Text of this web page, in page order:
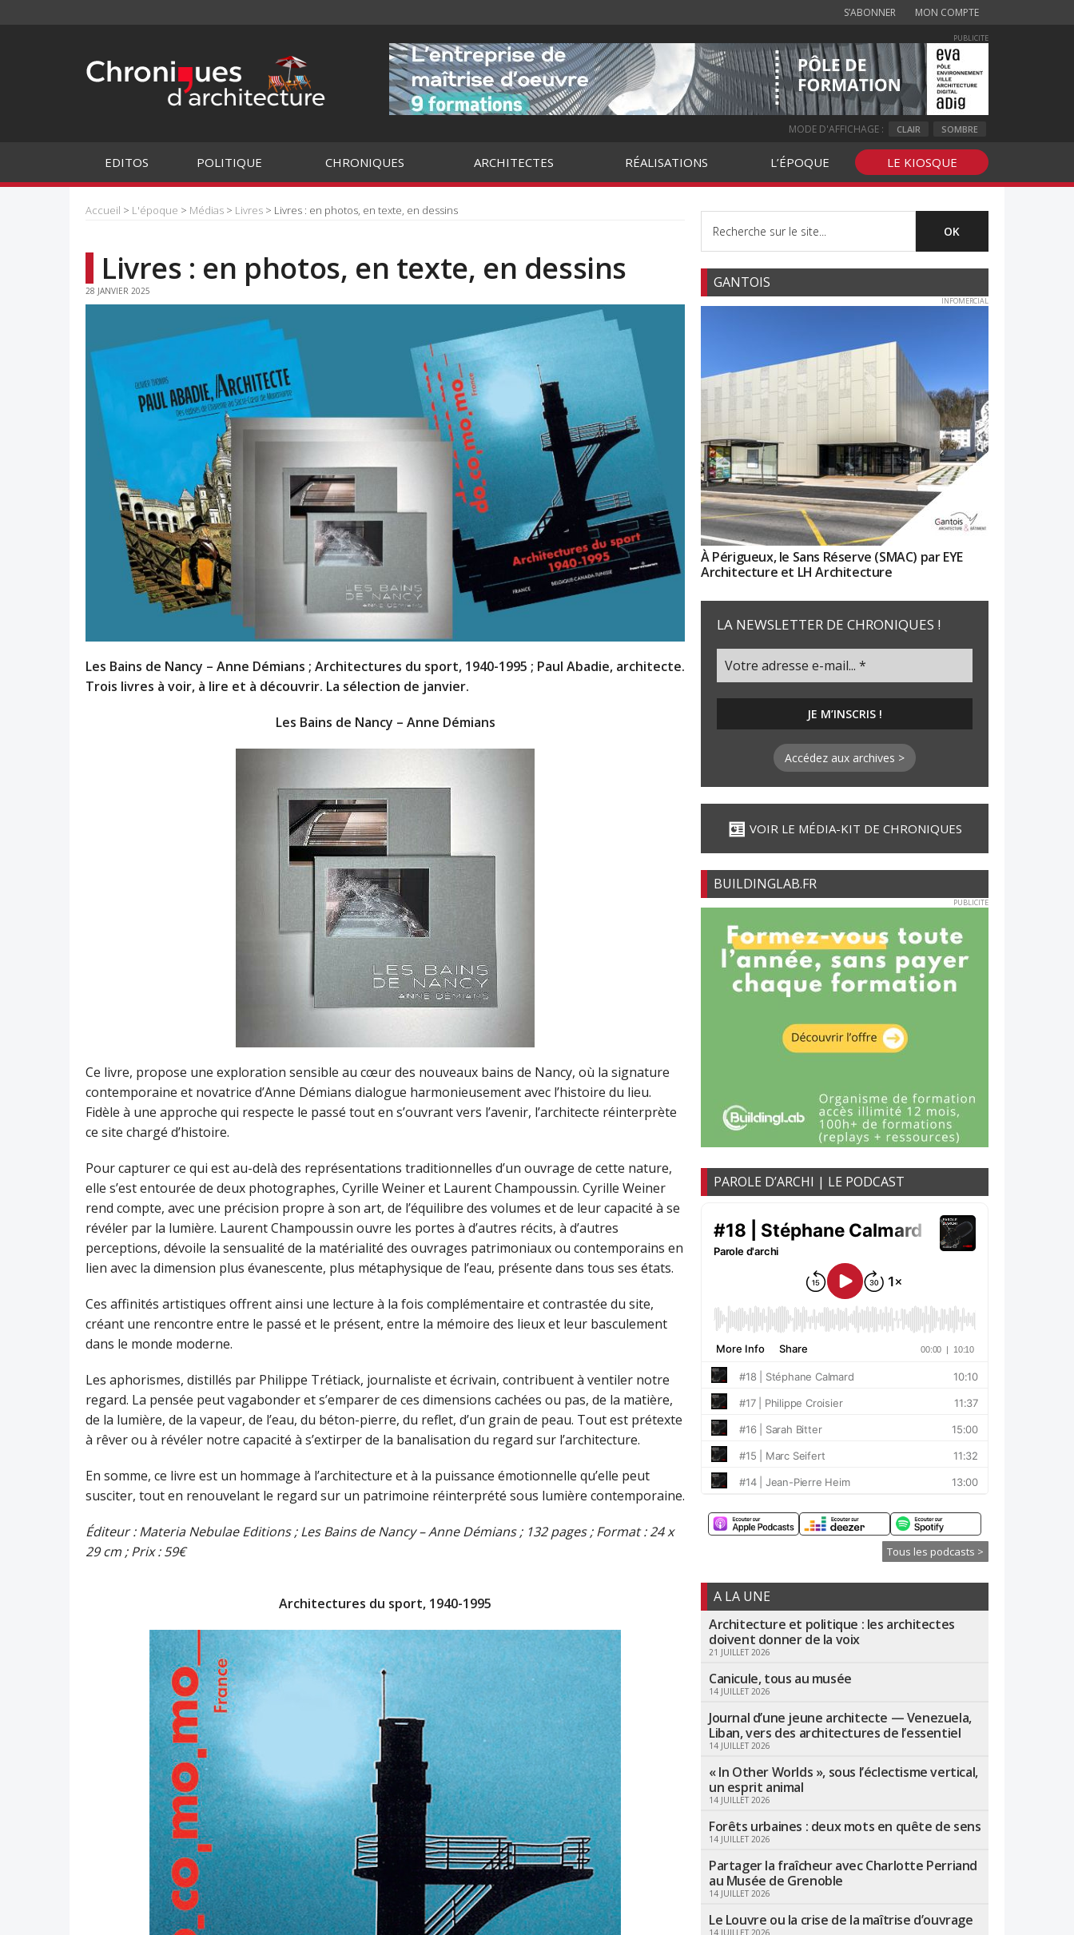
S’ABONNER MON COMPTE
PUBLICITE
MODE D'AFFICHAGE : CLAIR SOMBRE
EDITOS POLITIQUE CHRONIQUES ARCHITECTES RÉALISATIONS L’ÉPOQUE LE KIOSQUE
Accueil > L'époque > Médias > Livres > Livres : en photos, en texte, en dessins
Livres : en photos, en texte, en dessins
28 JANVIER 2025
Les Bains de Nancy – Anne Démians ; Architectures du sport, 1940-1995 ; Paul Abadie, architecte.
Trois livres à voir, à lire et à découvrir. La sélection de janvier.
Les Bains de Nancy – Anne Démians
Ce livre, propose une exploration sensible au cœur des nouveaux bains de Nancy, où la signature
contemporaine et novatrice d’Anne Démians dialogue harmonieusement avec l’histoire du lieu.
Fidèle à une approche qui respecte le passé tout en s’ouvrant vers l’avenir, l’architecte réinterprète
ce site chargé d’histoire.
Pour capturer ce qui est au-delà des représentations traditionnelles d’un ouvrage de cette nature,
elle s’est entourée de deux photographes, Cyrille Weiner et Laurent Champoussin. Cyrille Weiner
rend compte, avec une précision propre à son art, de l’équilibre des volumes et de leur capacité à se
révéler par la lumière. Laurent Champoussin ouvre les portes à d’autres récits, à d’autres
perceptions, dévoile la sensualité de la matérialité des ouvrages patrimoniaux ou contemporains en
lien avec la dimension plus évanescente, plus métaphysique de l’eau, présente dans tous ses états.
Ces affinités artistiques offrent ainsi une lecture à la fois complémentaire et contrastée du site,
créant une rencontre entre le passé et le présent, entre la mémoire des lieux et leur basculement
dans le monde moderne.
Les aphorismes, distillés par Philippe Trétiack, journaliste et écrivain, contribuent à ventiler notre
regard. La pensée peut vagabonder et s’emparer de ces dimensions cachées ou pas, de la matière,
de la lumière, de la vapeur, de l’eau, du béton-pierre, du reflet, d’un grain de peau. Tout est prétexte
à rêver ou à révéler notre capacité à s’extirper de la banalisation du regard sur l’architecture.
En somme, ce livre est un hommage à l’architecture et à la puissance émotionnelle qu’elle peut
susciter, tout en renouvelant le regard sur un patrimoine réinterprété sous lumière contemporaine.
Éditeur : Materia Nebulae Editions ; Les Bains de Nancy – Anne Démians ; 132 pages ; Format : 24 x
29 cm ; Prix : 59€
Architectures du sport, 1940-1995
GANTOIS
INFOMERCIAL
À Périgueux, le Sans Réserve (SMAC) par EYE
Architecture et LH Architecture
LA NEWSLETTER DE CHRONIQUES !
Accédez aux archives >
VOIR LE MÉDIA-KIT DE CHRONIQUES
BUILDINGLAB.FR
PUBLICITE
PAROLE D’ARCHI | LE PODCAST
Tous les podcasts >
A LA UNE
Architecture et politique : les architectes
doivent donner de la voix
21 JUILLET 2026
Canicule, tous au musée
14 JUILLET 2026
Journal d’une jeune architecte — Venezuela,
Liban, vers des architectures de l’essentiel
14 JUILLET 2026
« In Other Worlds », sous l’éclectisme vertical,
un esprit animal
14 JUILLET 2026
Forêts urbaines : deux mots en quête de sens
14 JUILLET 2026
Partager la fraîcheur avec Charlotte Perriand
au Musée de Grenoble
14 JUILLET 2026
Le Louvre ou la crise de la maîtrise d’ouvrage
14 JUILLET 2026